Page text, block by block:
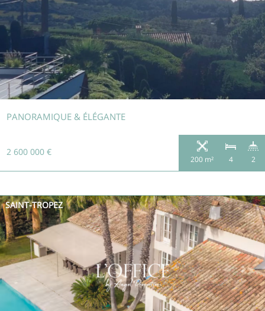
PANORAMIQUE & ÉLÉGANTE
2 600 000 €
200 m² 4 2
SAINT-TROPEZ